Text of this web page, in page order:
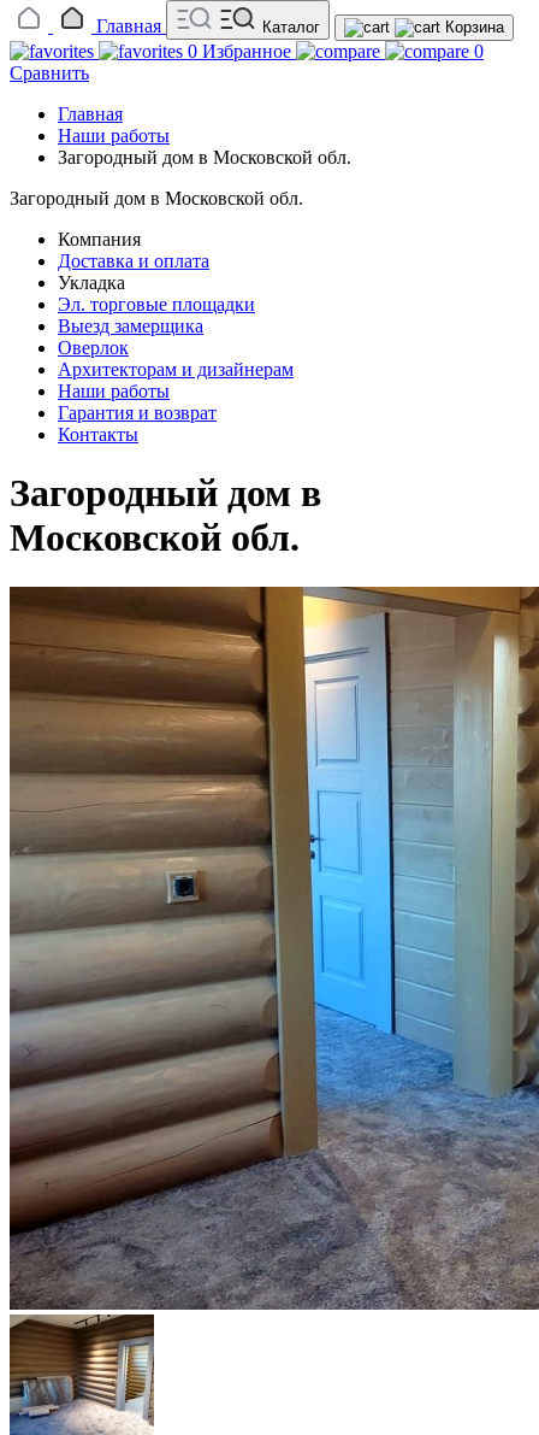
Главная
Каталог Корзина
0 Избранное
0
Сравнить
Главная
Наши работы
Загородный дом в Московской обл.
Загородный дом в Московской обл.
Компания
Доставка и оплата
Укладка
Эл. торговые площадки
Выезд замерщика
Оверлок
Архитекторам и дизайнерам
Наши работы
Гарантия и возврат
Контакты
Загородный дом в
Московской обл.